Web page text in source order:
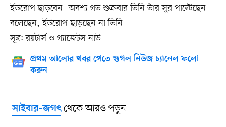
ইউরোপ ছাড়বেন। অবশ্য গত শুক্রবার তিনি তাঁর সুর পাল্টেছেন।
বলেছেন, ইউরোপ ছাড়ছেন না তিনি।
সূত্র: রয়টার্স ও গ্যাজেটস নাউ
প্রথম আলোর খবর পেতে গুগল নিউজ চ্যানেল ফলো
করুন
সাইবার–জগৎথেকে আরও পড়ুন